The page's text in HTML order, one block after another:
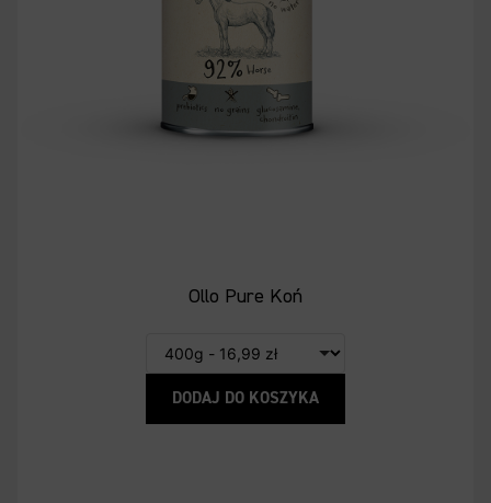
Ollo Pure Koń
DODAJ DO KOSZYKA